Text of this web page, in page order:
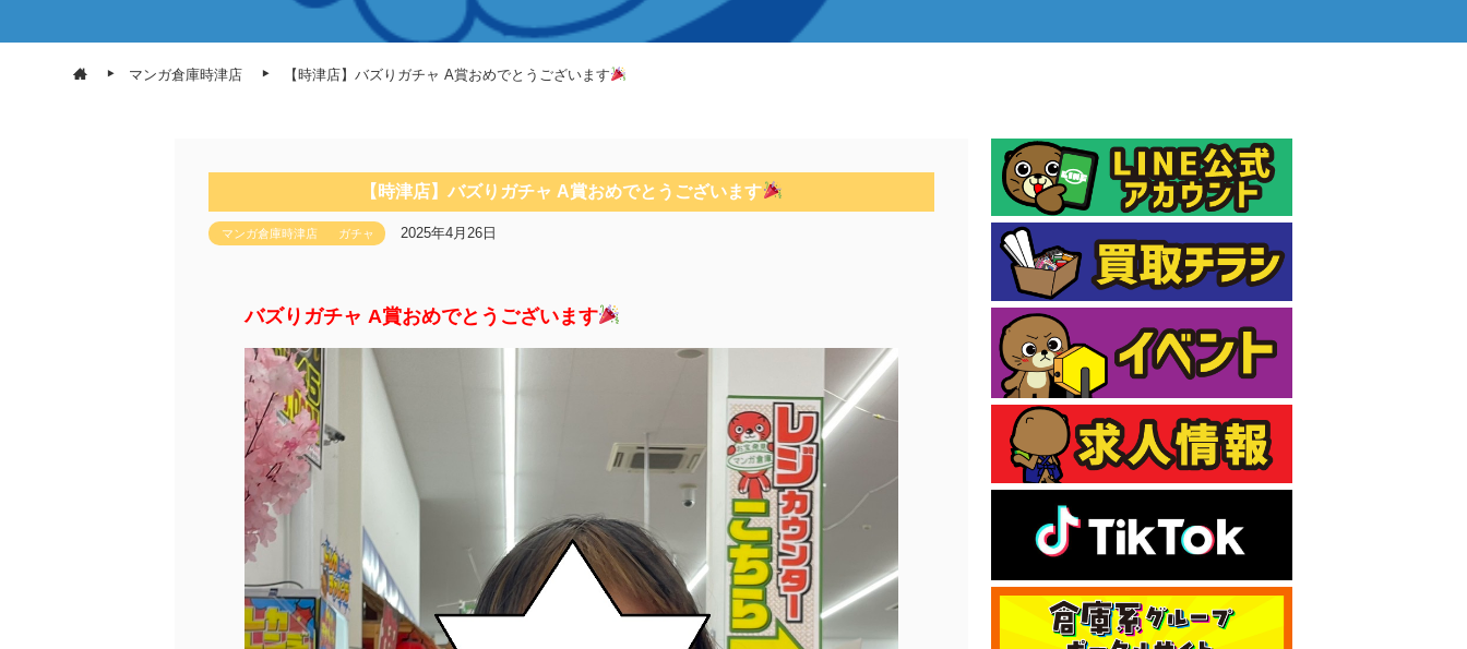
マンガ倉庫時津店 【時津店】バズりガチャ A賞おめでとうございます
【時津店】バズりガチャ A賞おめでとうございます
マンガ倉庫時津店 ガチャ 2025年4月26日
バズりガチャ A賞おめでとうございます